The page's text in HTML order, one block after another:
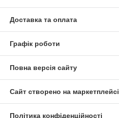
Доставка та оплата
Графік роботи
Повна версія сайту
Сайт створено на маркетплейсі
Політика конфіденційності